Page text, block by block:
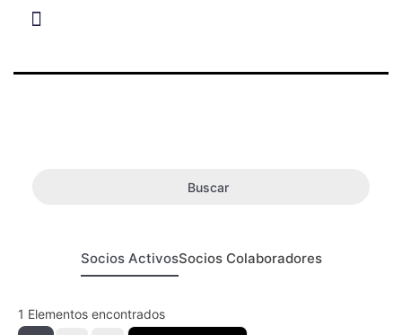
Buscar
Socios ActivosSocios Colaboradores
1 Elementos encontrados